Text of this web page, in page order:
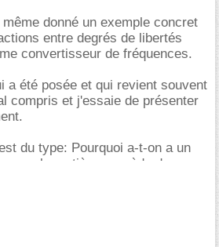
donné un exemple concret
entre degrés de libertés
convertisseur de fréquences.
a été posée et qui revient souvent
compris et j'essaie de présenter
du type: Pourquoi a-t-on a un
que la matière possède des